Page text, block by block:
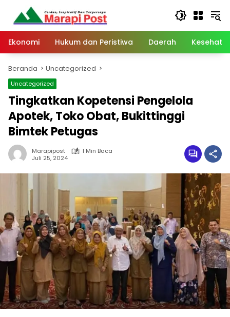
Langsung
konten
Ekonomi
Hukum dan Peristiwa Daerah
Beranda Uncategorized
Uncategorized
Tingkatkan Kopetensi Pengelola
Apotek, Toko Obat, Bukittinggi
Bimtek Petugas
Marapipost
1 Min Baca
Juli 25, 2024